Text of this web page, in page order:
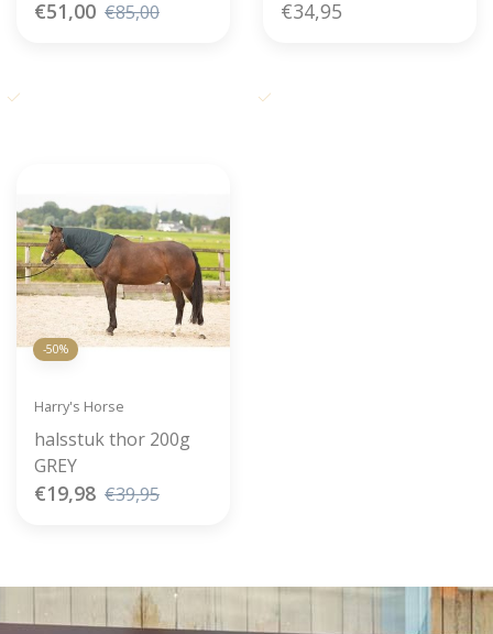
€51,00 €85,00
nekstuk Pine Green
€34,95
-50%
Harry's Horse
halsstuk thor 200g
GREY
€19,98 €39,95